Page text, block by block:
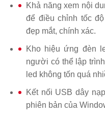
Khả năng xem nội
để điều chỉnh tốc
đẹp mắt, chính xác.
Kho hiệu ứng đèn
người có thể lập
led không tốn quá
Kết nối USB dây
phiên bản của